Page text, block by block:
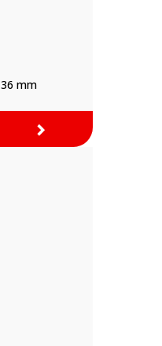
mm
>